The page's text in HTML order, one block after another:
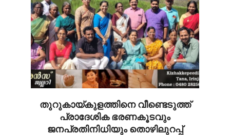
തുറുകായ്കുളത്തിനെ വീണ്ടെടുത്ത്
പ്രാദേശിക ഭരണകൂടവും
ജനപ്രതിനിധിയും തൊഴിലുറപ്പ്